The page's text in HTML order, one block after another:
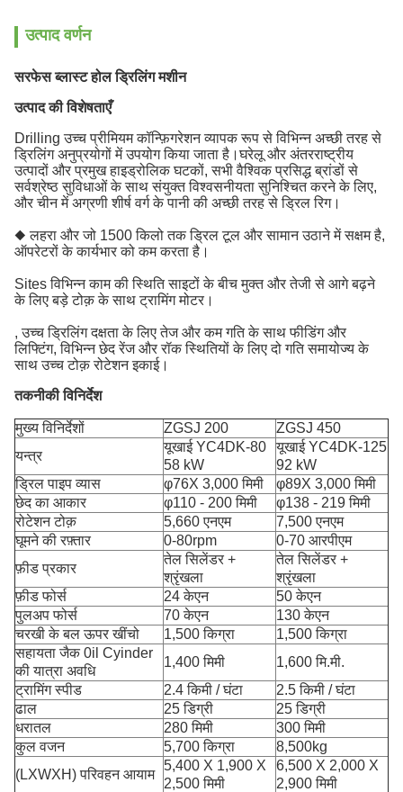
उत्पाद वर्णन
सरफेस ब्लास्ट होल ड्रिलिंग मशीन
उत्पाद की विशेषताएँ
Drilling उच्च प्रीमियम कॉन्फ़िगरेशन व्यापक रूप से विभिन्न अच्छी तरह से
ड्रिलिंग अनुप्रयोगों में उपयोग किया जाता है।घरेलू और अंतरराष्ट्रीय
उत्पादों और प्रमुख हाइड्रोलिक घटकों, सभी वैश्विक प्रसिद्ध ब्रांडों से
सर्वश्रेष्ठ सुविधाओं के साथ संयुक्त विश्वसनीयता सुनिश्चित करने के लिए,
और चीन में अग्रणी शीर्ष वर्ग के पानी की अच्छी तरह से ड्रिल रिग।
◆ लहरा और जो 1500 किलो तक ड्रिल टूल और सामान उठाने में सक्षम है,
ऑपरेटरों के कार्यभार को कम करता है।
Sites विभिन्न काम की स्थिति साइटों के बीच मुक्त और तेजी से आगे बढ़ने
के लिए बड़े टोक़ के साथ ट्रामिंग मोटर।
, उच्च ड्रिलिंग दक्षता के लिए तेज और कम गति के साथ फीडिंग और
लिफ्टिंग, विभिन्न छेद रेंज और रॉक स्थितियों के लिए दो गति समायोज्य के
साथ उच्च टोक़ रोटेशन इकाई।
तकनीकी विनिर्देश
मुख्य विनिर्देशों ZGSJ 200
ZGSJ 450
यन्त्र
यूखाई YC4DK-80
58 kW
यूखाई YC4DK-125
92 kW
ड्रिल पाइप व्यास
φ76X 3,000 मिमी
φ89X 3,000 मिमी
छेद का आकार
φ110 - 200 मिमी
φ138 - 219 मिमी
रोटेशन टोक़
5,660 एनएम
7,500 एनएम
घूमने की रफ़्तार
0-80rpm
0-70 आरपीएम
फ़ीड प्रकार
तेल सिलेंडर +
श्रृंखला
तेल सिलेंडर +
श्रृंखला
फ़ीड फोर्स
24 केएन
50 केएन
पुलअप फोर्स
70 केएन
130 केएन
चरखी के बल ऊपर खींचो
1,500 किग्रा
1,500 किग्रा
सहायता जैक 0il Cyinder
की यात्रा अवधि
1,400 मिमी
1,600 मि.मी.
ट्रामिंग स्पीड
2.4 किमी / घंटा
2.5 किमी / घंटा
ढाल
25 डिग्री
25 डिग्री
धरातल
280 मिमी
300 मिमी
कुल वजन
5,700 किग्रा
8,500kg
(LXWXH) परिवहन आयाम
5,400 X 1,900 X
2,500 मिमी
6,500 X 2,000 X
2,900 मिमी